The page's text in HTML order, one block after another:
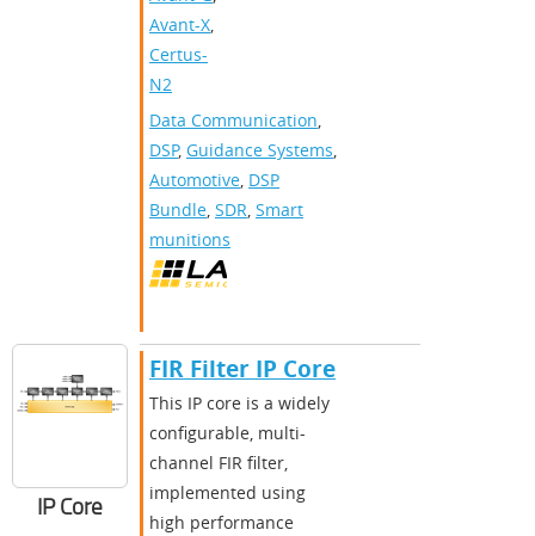
Avant-X,
Certus-
N2
Data Communication,
DSP, Guidance Systems,
Automotive, DSP
Bundle, SDR, Smart
munitions
IP Core
FIR Filter IP Core
This IP core is a widely
configurable, multi-
channel FIR filter,
implemented using
high performance